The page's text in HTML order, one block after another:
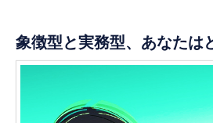
象徴型と実務型、あなたは